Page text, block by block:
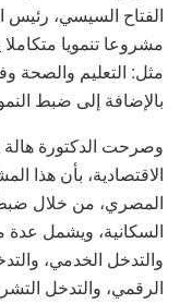
مشروعا تنمويا
مثل: التعليم والصحة
بالإضافة إلى ضبط
وصرحت الدكتورة هالة
الاقتصادية، بأن هذا
المصري، من خلال ضبط
السكانية، ويشمل عدة
والتدخل الخدمي،
الرقمي، والتدخل